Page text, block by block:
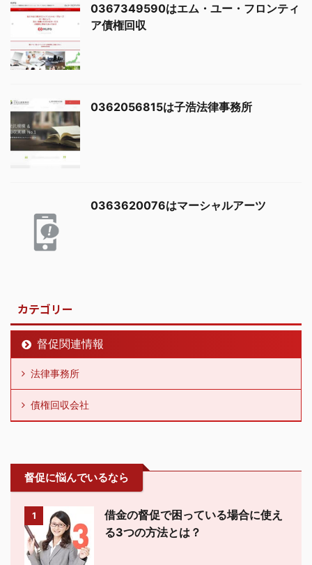
0367349590はエム・ユー・フロンティ
ア債権回収
0362056815は子浩法律事務所
0363620076はマーシャルアーツ
カテゴリー
督促関連情報
法律事務所
債権回収会社
督促に悩んでいるなら
1
借金の督促で困っている場合に使え
る3つの方法とは？